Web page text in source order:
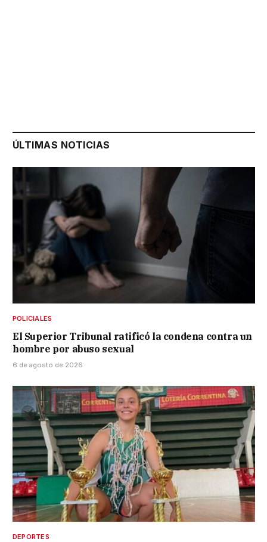
ÚLTIMAS NOTICIAS
POLICIALES
El Superior Tribunal ratificó la condena contra un
hombre por abuso sexual
6 de agosto de 2026
DEPORTES